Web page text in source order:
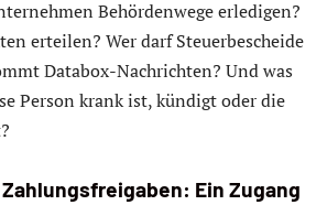
Behördenwege erledigen?
erteilen? Wer darf Steuerbescheide
Databox-Nachrichten? Und was
Person krank ist, kündigt oder die
Ein Zugang